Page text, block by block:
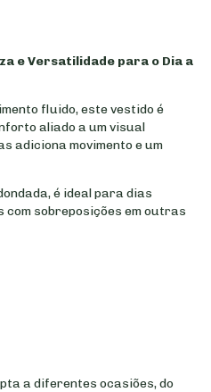
e Versatilidade para o Dia a
fluido, este vestido é
aliado a um visual
adiciona movimento e um
é ideal para dias
com sobreposições em outras
a diferentes ocasiões, do